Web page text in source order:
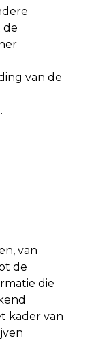
de
van de
van
de
die
kader van